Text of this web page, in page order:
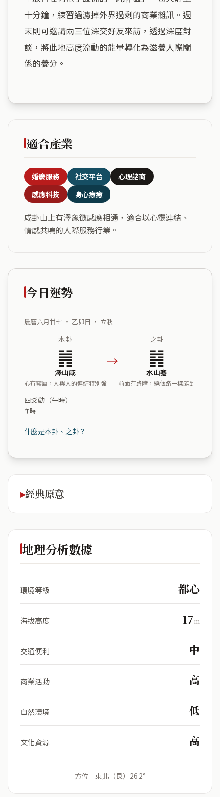
十分鐘，練習過濾掉外界過剩的商業雜訊。週
末則可邀請兩三位深交好友來訪，透過深度對
談，將此地高度流動的能量轉化為滋養人際關
係的養分。
適合產業
婚慶服務 社交平台
心理諮商
感應科技
身心療癒
咸卦山上有澤象徵感應相通，適合以心靈連結、
情感共鳴的人際服務行業。
今日運勢
農曆六月廿七 ・ 乙卯日 ・ 立秋
本卦
䷞
澤山咸
心有靈犀，人與人的連結特別強
→
之卦
䷦
水山蹇
前面有路障，繞個路一樣能到
四爻動（午時）
午時
什麼是本卦、之卦？
經典原意
地理分析數據
環境等級 都心
海拔高度 17 m
交通便利 中
商業活動 高
自然環境 低
文化資源 高
方位 東北（艮）26.2°